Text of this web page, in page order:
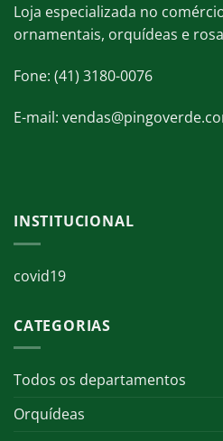
Loja especializada no
ornamentais, orquídeas e
Fone: (41) 3180-0076
E-mail:
INSTITUCIONAL
covid19
CATEGORIAS
Todos os departamentos
Orquídeas